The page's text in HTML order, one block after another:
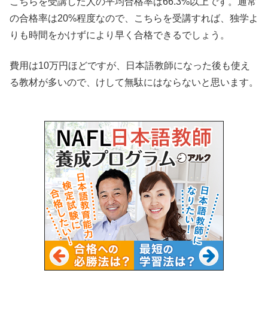
の合格率は20%程度なので、こちらを受講すれば、独学よ
りも時間をかけずにより早く合格できるでしょう。
費用は10万円ほどですが、日本語教師になった後も使え
る教材が多いので、けして無駄にはならないと思います。